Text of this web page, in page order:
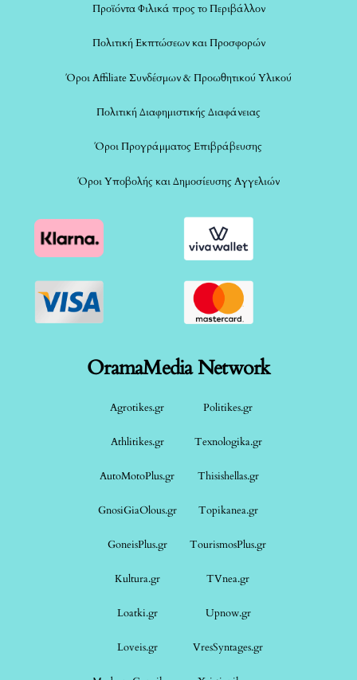
Προϊόντα Φιλικά προς το Περιβάλλον
Πολιτική Εκπτώσεων και Προσφορών
Όροι Affiliate Συνδέσμων & Προωθητικού Υλικού
Πολιτική Διαφημιστικής Διαφάνειας
Όροι Προγράμματος Επιβράβευσης
Όροι Υποβολής και Δημοσίευσης Αγγελιών
OramaMedia Network
Agrotikes.gr Politikes.gr
Athlitikes.gr Texnologika.gr
AutoMotoPlus.gr Thisishellas.gr
GnosiGiaOlous.gr Topikanea.gr
GoneisPlus.gr TourismosPlus.gr
Kultura.gr TVnea.gr
Loatki.gr Upnow.gr
Loveis.gr VresSyntages.gr